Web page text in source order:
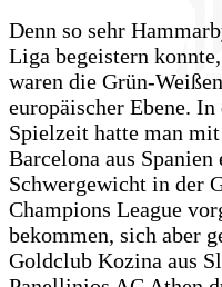
Denn so sehr
Liga begeistern
waren die Grün-
europäischer Ebene. In
Spielzeit hatte man
Barcelona aus Spanien
Schwergewicht in der
Champions League
bekommen, sich aber
Goldclub Kozina aus